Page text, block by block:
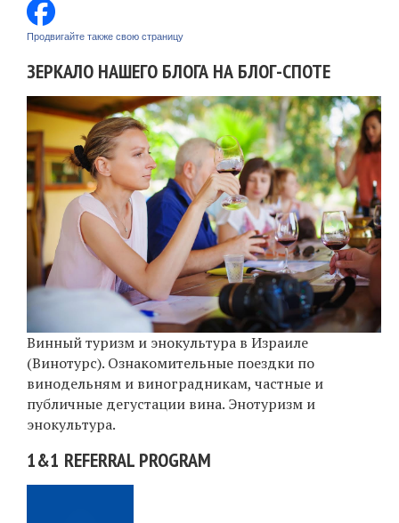
Продвигайте также свою страницу
ЗЕРКАЛО НАШЕГО БЛОГА НА БЛОГ-СПОТЕ
Винный туризм и энокультура в Израиле
(Винотурс). Ознакомительные поездки по
винодельням и виноградникам, частные и
публичные дегустации вина. Энотуризм и
энокультура.
1&1 REFERRAL PROGRAM